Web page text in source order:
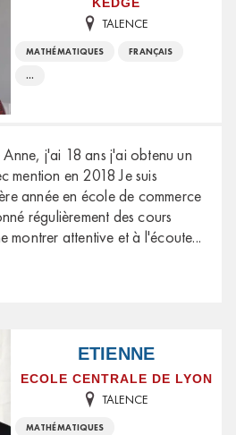
KEDGE
TALENCE
MATHÉMATIQUES FRANÇAIS
...
j'ai 18 ans j'ai obtenu un
mention en 2018 Je suis
année en école de commerce
régulièrement des cours
montrer attentive et à l'écoute...
ETIENNE
ECOLE CENTRALE DE LYON
TALENCE
MATHÉMATIQUES